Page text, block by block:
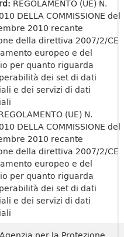
REGOLAMENTO (UE) N.
DELLA COMMISSIONE del
2010 recante
della direttiva 2007/2/CE
europeo e del
per quanto riguarda
dei set di dati
e dei servizi di dati
(UE) N.
DELLA COMMISSIONE del
2010 recante
della direttiva 2007/2/CE
europeo e del
per quanto riguarda
dei set di dati
e dei servizi di dati